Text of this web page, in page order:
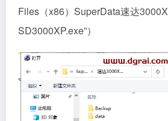
Files（x86）SuperData速达
SD3000XP.exe”）